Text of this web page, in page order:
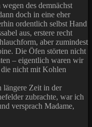
des demnächst
doch in eine eher
ordentlich selbst Hand
aus, erstere recht
aber zumindest
Die Öfen störten nicht
– eigentlich waren wir
die nicht mit Kohlen
längere Zeit in der
zubrachte, war ich
versprach Madame,